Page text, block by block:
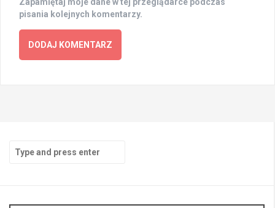
Zapamiętaj moje dane w tej przeglądarce podczas
pisania kolejnych komentarzy.
Search
for: